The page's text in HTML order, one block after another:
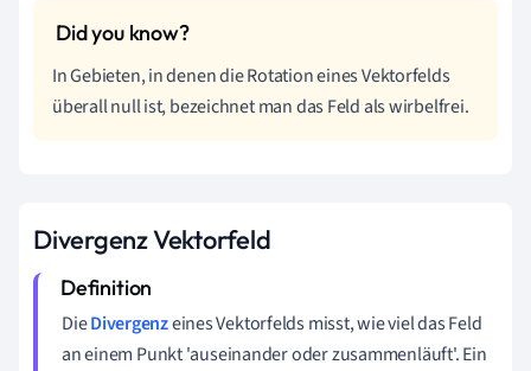
In Gebieten, in denen die Rotation eines Vektorfelds
überall null ist, bezeichnet man das Feld als wirbelfrei.
Divergenz Vektorfeld
DieDivergenzeines Vektorfelds misst, wie viel das Feld
an einem Punkt 'auseinander oder zusammenläuft'. Ein